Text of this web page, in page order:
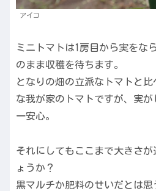
アイコ
ミニトマトは1房目から実をな
のまま収穫を待ちます。
となりの畑の立派なトマトと
な我が家のトマトですが、実
一安心。
それにしてもここまで大きさ
ょうか？
黒マルチか肥料のせいだとは思